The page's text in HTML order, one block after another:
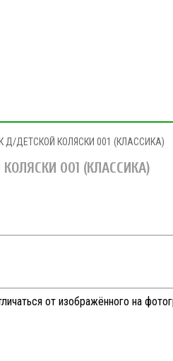
Д/ДЕТСКОЙ КОЛЯСКИ 001 (КЛАССИКА)
001 (КЛАССИКА)
от изображённого на